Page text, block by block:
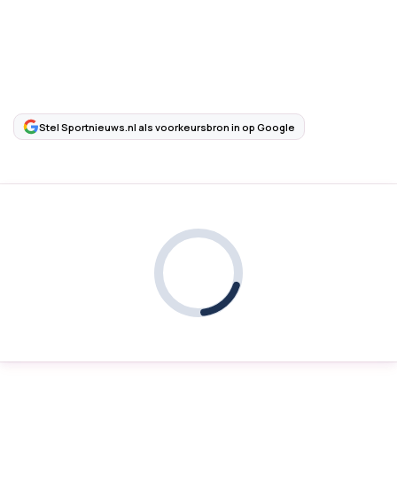
Stel Sportnieuws.nl als voorkeursbron in op Google